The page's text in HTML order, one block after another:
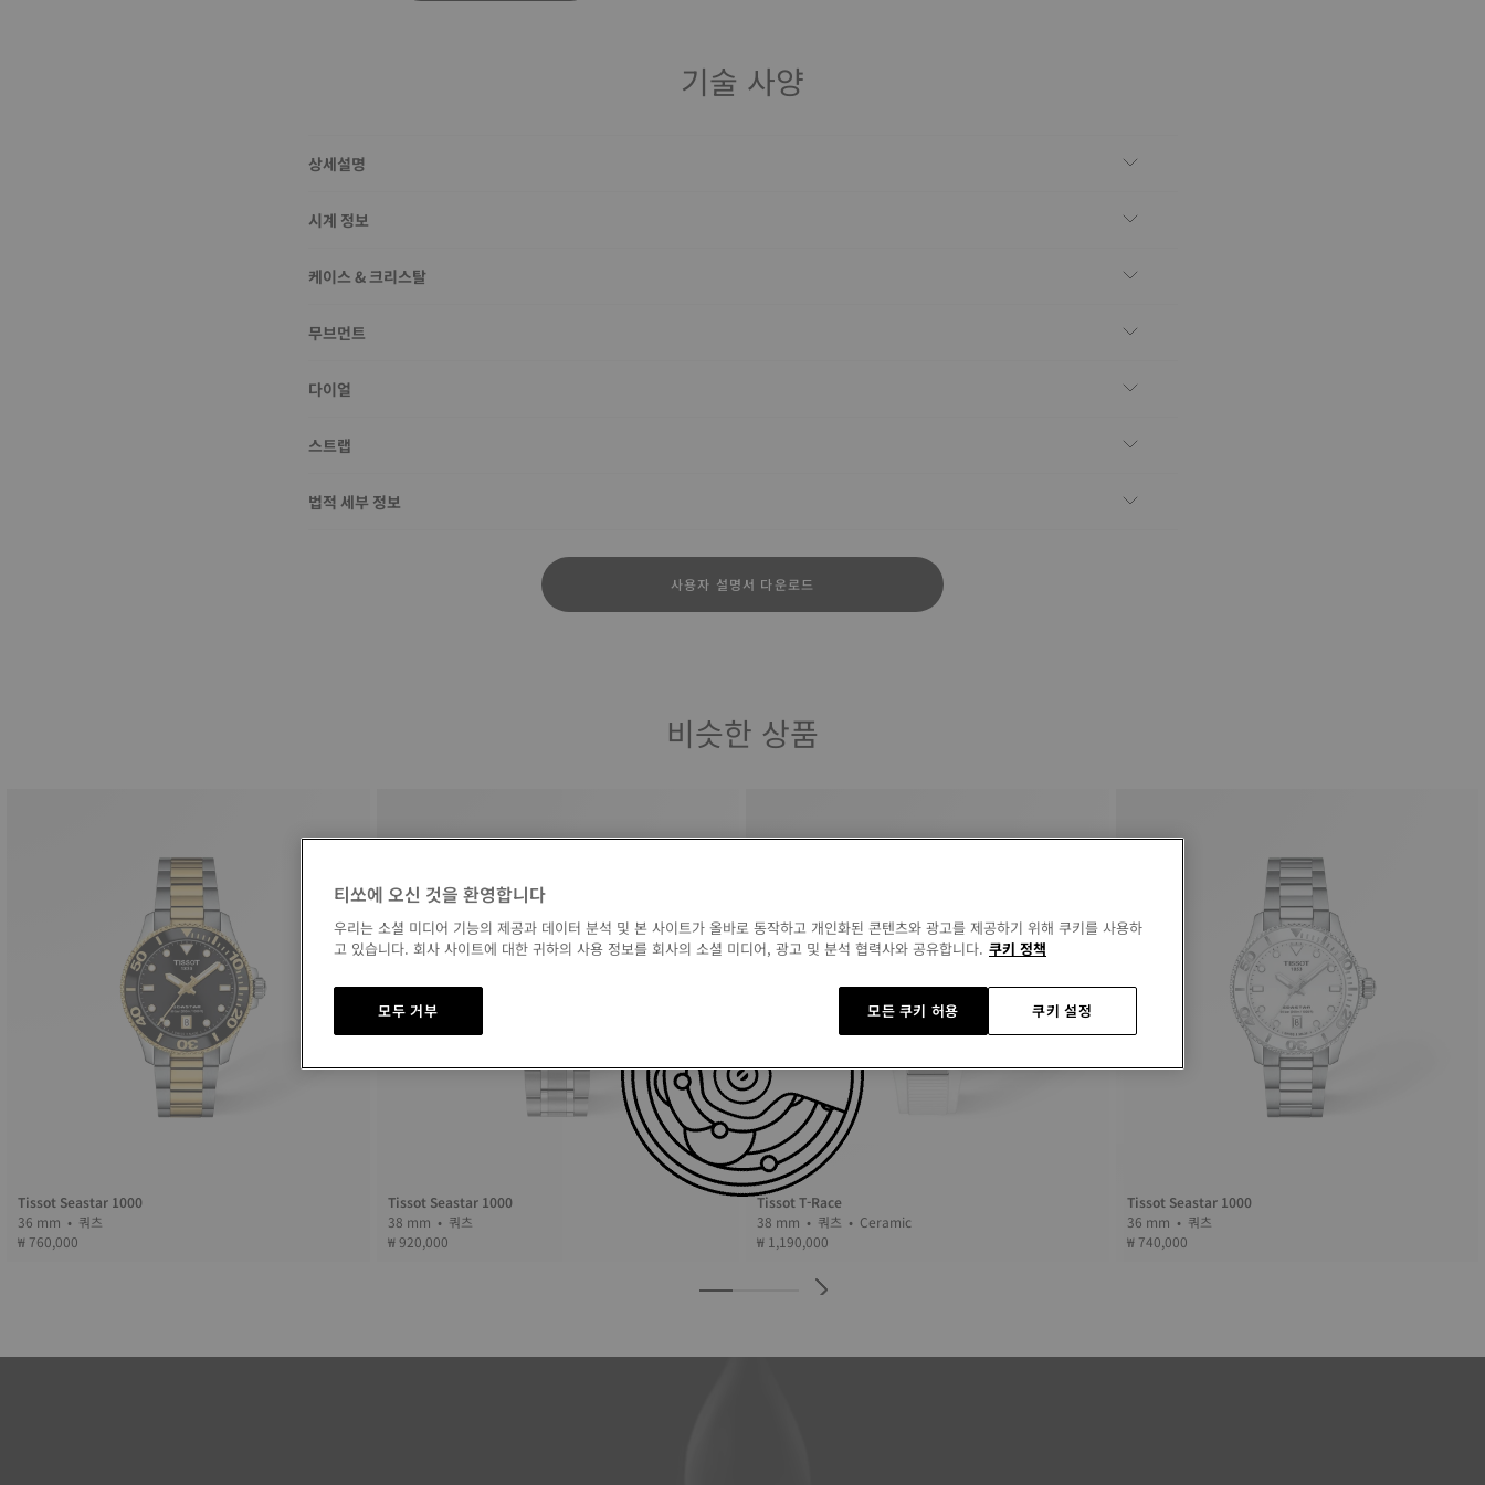
기술 사양
상세설명
시계 정보
케이스 & 크리스탈
무브먼트
다이얼
스트랩
법적 세부 정보
사용자 설명서 다운로드
비슷한 상품
Tissot Seastar 1000
36 mm • 쿼츠
₩ 760,000
Tissot Seastar 1000
38 mm • 쿼츠
₩ 920,000
Tissot T-Race
38 mm • 쿼츠 • Ceramic
₩ 1,190,000
Tissot Seastar 1000
36 mm • 쿼츠
₩ 740,000
티쏘에 오신 것을 환영합니다
우리는 소셜 미디어 기능의 제공과 데이터 분석 및 본 사이트가 올바로 동작하고 개인화된 콘텐츠와 광고를 제공하기 위해 쿠키를 사용하
고 있습니다. 회사 사이트에 대한 귀하의 사용 정보를 회사의 소셜 미디어, 광고 및 분석 협력사와 공유합니다. 쿠키 정책
쿠키 설정
모두 거부 모든 쿠키 허용